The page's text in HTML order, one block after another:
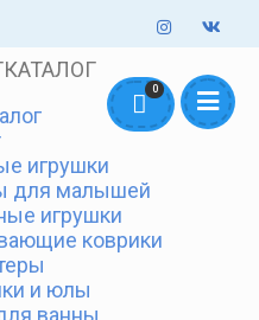
Обработка заказов
+7 953 645 5711
О нас
0
КАТАЛОГ
игрушки
для малышей
игрушки
коврики
и юлы
ванны